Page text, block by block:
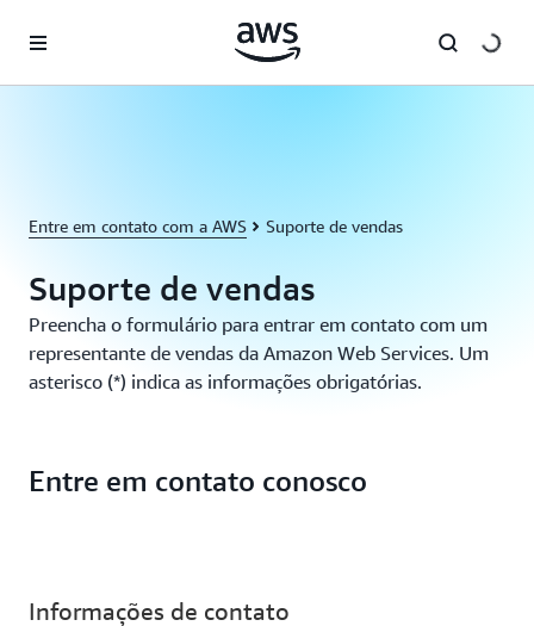
Pular para o conteúdo principal
Entre em contato com a AWS Suporte de vendas
Suporte de vendas
Preencha o formulário para entrar em contato com um
representante de vendas da Amazon Web Services. Um
asterisco (*) indica as informações obrigatórias.
Entre em contato conosco
Informações de contato